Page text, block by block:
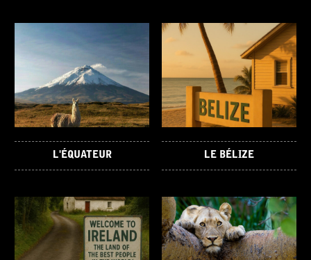
L'ÉQUATEUR LE BÉLIZE